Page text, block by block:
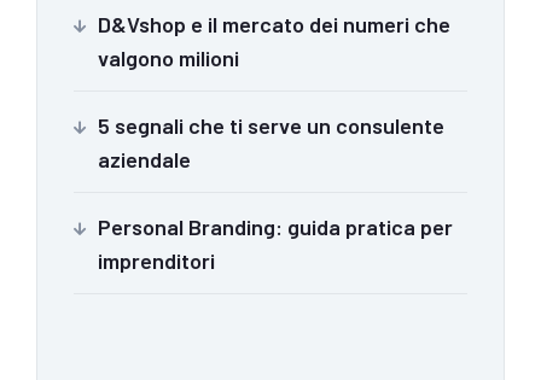
D&Vshop e il mercato dei numeri che
valgono milioni
5 segnali che ti serve un consulente
aziendale
Personal Branding: guida pratica per
imprenditori